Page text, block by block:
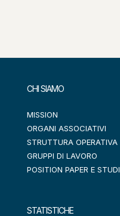
CHI SIAMO
MISSION
ORGANI ASSOCIATIVI
STRUTTURA OPERATIVA
GRUPPI DI LAVORO
POSITION PAPER E STUDI
STATISTICHE